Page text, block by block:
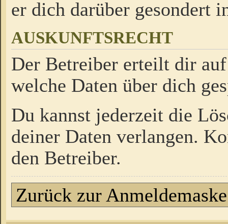
er dich darüber gesondert
AUSKUNFTSRECHT
Der Betreiber erteilt dir
welche Daten über dich
Du kannst jederzeit die
deiner Daten verlangen.
den Betreiber.
Zurück zur Anmeldemaske